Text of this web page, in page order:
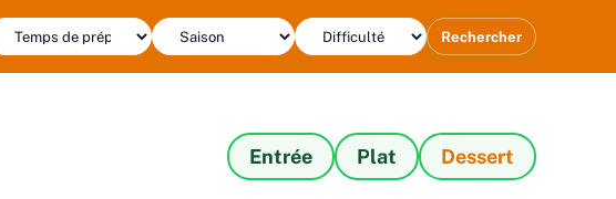
Rechercher
Entrée Plat Dessert